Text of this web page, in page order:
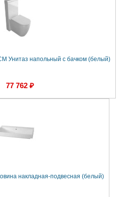
Унитаз напольный с бачком (белый)
77 762 ₽
накладная-подвесная (белый)